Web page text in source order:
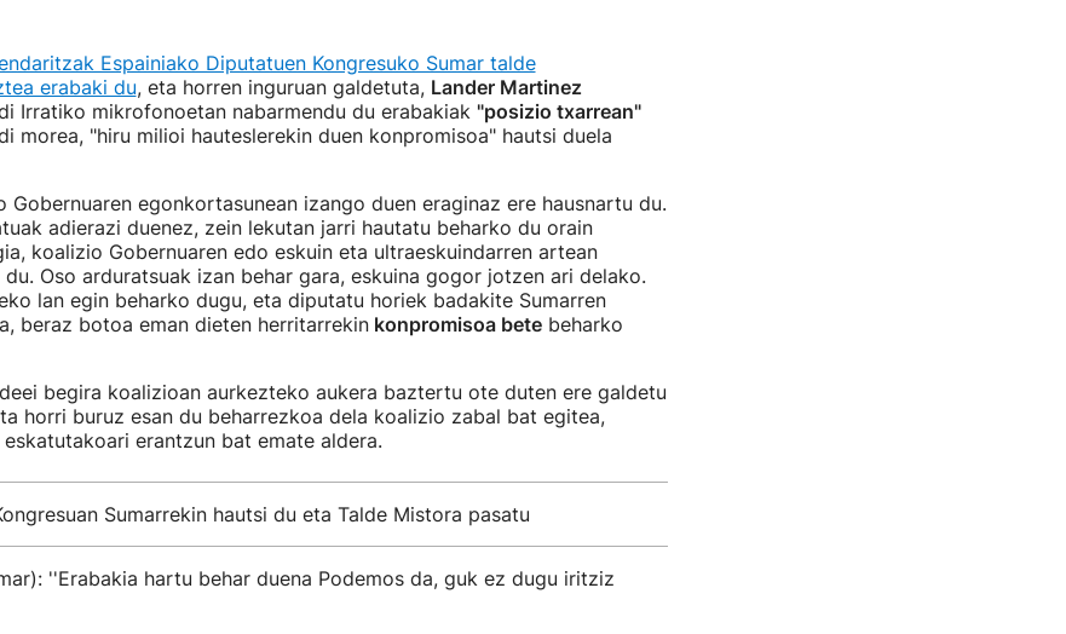
Espainiako Diputatuen Kongresuko Sumar talde
erabaki du, eta horren inguruan galdetuta, Lander Martinez
Irratiko mikrofonoetan nabarmendu du erabakiak "posizio txarrean"
morea, "hiru milioi hauteslerekin duen konpromisoa" hautsi duela
Gobernuaren egonkortasunean izango duen eraginaz ere hausnartu du.
adierazi duenez, zein lekutan jarri hautatu beharko du orain
koalizio Gobernuaren edo eskuin eta ultraeskuindarren artean
Oso arduratsuak izan behar gara, eskuina gogor jotzen ari delako.
lan egin beharko dugu, eta diputatu horiek badakite Sumarren
beraz botoa eman dieten herritarrekinkonpromisoa betebeharko
begira koalizioan aurkezteko aukera baztertu ote duten ere galdetu
horri buruz esan du beharrezkoa dela koalizio zabal bat egitea,
erantzun bat emate aldera.
Sumarrekin hautsi du eta Talde Mistora pasatu
''Erabakia hartu behar duena Podemos da, guk ez dugu iritziz